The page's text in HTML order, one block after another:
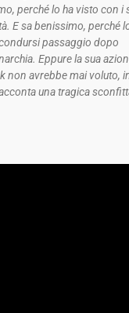
perché lo ha visto con i
E sa benissimo, perché
passaggio dopo
Eppure la sua
non avrebbe mai voluto,
una tragica